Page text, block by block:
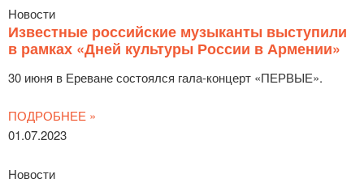
Новости
Известные российские музыканты выступили
в рамках «Дней культуры России в Армении»
30 июня в Ереване состоялся гала-концерт «ПЕРВЫЕ».
ПОДРОБНЕЕ »
01.07.2023
Новости